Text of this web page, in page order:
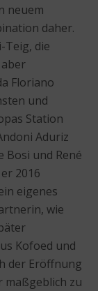
neuem
daher.
Teig, die
Floriano
und
Station
Aduriz
Bosi und René
2016
eigenes
wie
Kofoed und
der Eröffnung
maßgeblich zu